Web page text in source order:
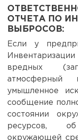
ОТЧЕТА ПО
ВЫБРОСОВ:
Если у
вредных
атмосферный
умышленное
сообщение
состоянии
ресурсов, об
окружающей